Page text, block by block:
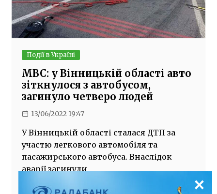
Події в Україні
МВС: у Вінницькій області авто
зіткнулося з автобусом,
загинуло четверо людей
13/06/2022 19:47
У Вінницькій області сталася ДТП за
участю легкового автомобіля та
пасажирського автобуса. Внаслідок
аварії загинули